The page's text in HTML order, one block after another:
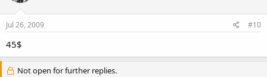
Jul 26, 2009 #10
45$
Not open for further replies.